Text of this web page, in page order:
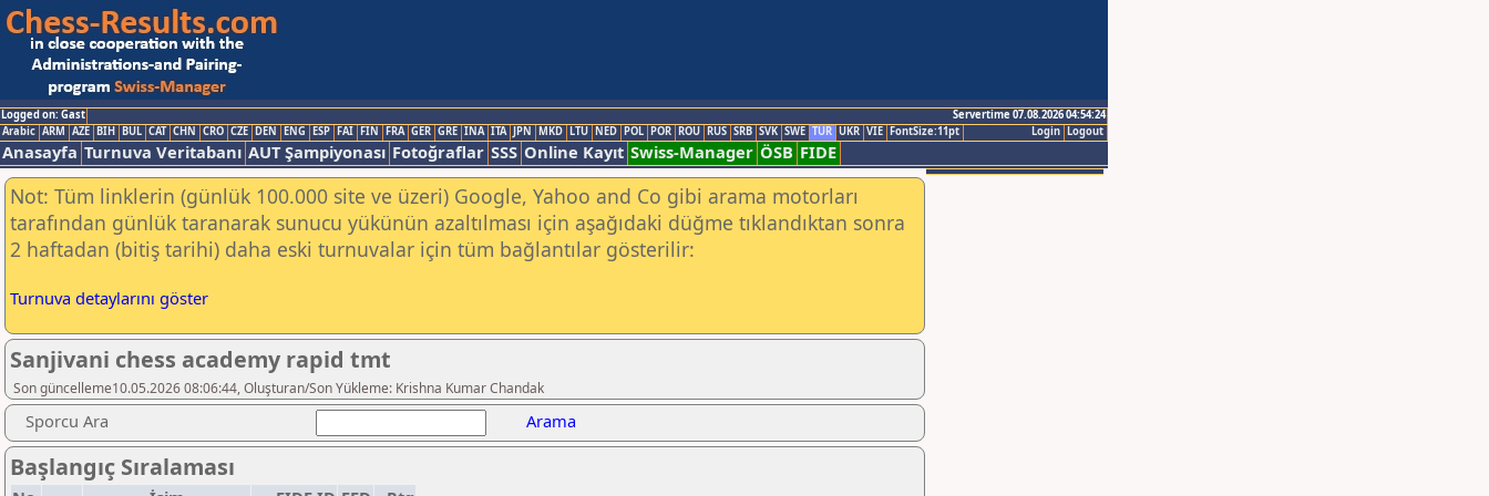
Logged on: Gast
Servertime 07.08.2026 04:54:24
Logout
Login
Arabic ARM AZE BIH BUL CAT CHN CRO CZE DEN ENG ESP FAI FIN FRA GER GRE INA ITA JPN MKD LTU NED POL POR ROU RUS SRB SVK SWE TUR UKR VIE FontSize:11pt
Anasayfa Turnuva Veritabanı AUT Şampiyonası Fotoğraflar SSS Online Kayıt Swiss-Manager ÖSB FIDE
Not: Tüm linklerin (günlük 100.000 site ve üzeri) Google, Yahoo and Co gibi arama motorları
tarafından günlük taranarak sunucu yükünün azaltılması için aşağıdaki düğme tıklandıktan sonra
2 haftadan (bitiş tarihi) daha eski turnuvalar için tüm bağlantılar gösterilir:
Turnuva detaylarını göster
Sanjivani chess academy rapid tmt
Son güncelleme10.05.2026 08:06:44, Oluşturan/Son Yükleme: Krishna Kumar Chandak
Sporcu Ara Arama
Başlangıç Sıralaması